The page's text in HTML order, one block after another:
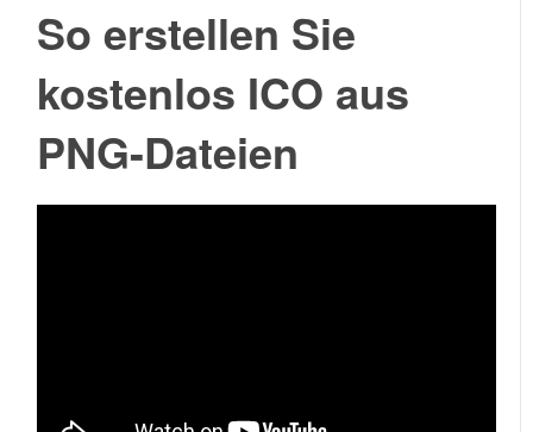
So erstellen Sie
kostenlos ICO aus
PNG-Dateien